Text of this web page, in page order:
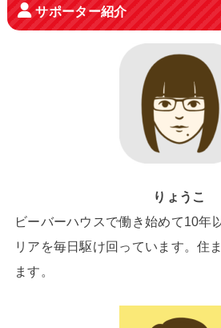
サポーター紹介
りょうこ
ビーバーハウスで働き始めて10年
リアを毎日駆け回っています。住
ます。